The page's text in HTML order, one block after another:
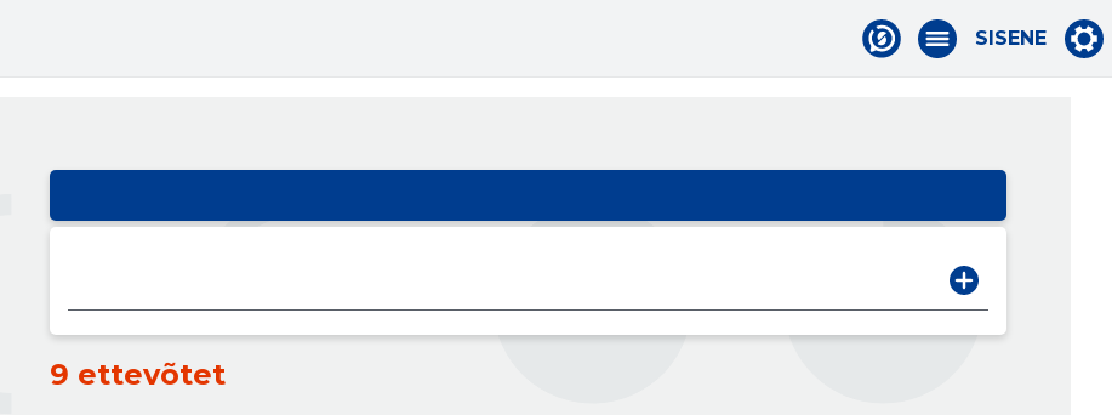
SISENE
9 ettevõtet